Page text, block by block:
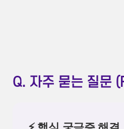
Q. 자주 묻는 질문